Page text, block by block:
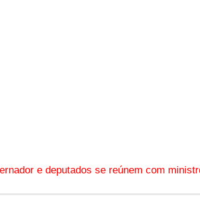
e deputados se reúnem com